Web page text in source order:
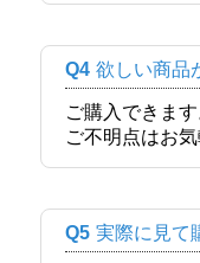
Q4 欲しい商品
ご購入できま
ご不明点はお
Q5 実際に見て